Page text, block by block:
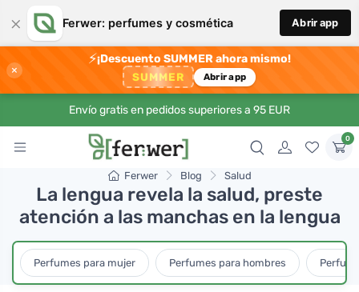
× Ferwer: perfumes y cosmética Abrir app
×
⚡¡Descuento SUMMER ahora mismo!
SUMMER Abrir app
Envío gratis en pedidos superiores a 95 EUR
0
Ferwer Blog Salud
La lengua revela la salud, preste
atención a las manchas en la lengua
Perfumes para mujer Perfumes para hombres